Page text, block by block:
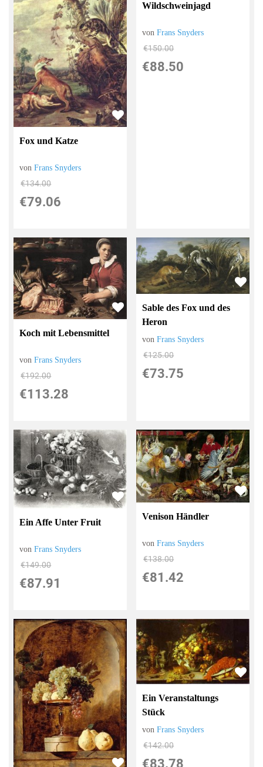
Fox und Katze
vonFrans Snyders
€134.00
€79.06
Wildschweinjagd
vonFrans Snyders
€150.00
€88.50
Koch mit Lebensmittel
vonFrans Snyders
€192.00
€113.28
Sable des Fox und des
Heron
vonFrans Snyders
€125.00
€73.75
Ein Affe Unter Fruit
vonFrans Snyders
€149.00
€87.91
Venison Händler
vonFrans Snyders
€138.00
€81.42
Ein Veranstaltungs
Stück
vonFrans Snyders
€142.00
€83.78